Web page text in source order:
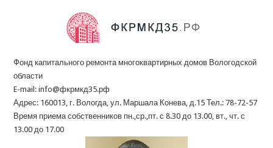
Фонд капитального ремонта многоквартирных домов Вологодской
области
E-mail: info@фкрмкд35.рф
Адрес: 160013, г. Вологда, ул. Маршала Конева, д.15 Тел.: 78-72-57
Время приема собственников пн.,ср.,пт. с 8.30 до 13.00, вт., чт. с
13.00 до 17.00